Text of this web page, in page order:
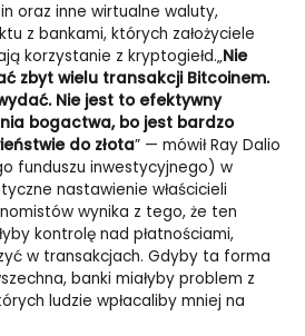
oraz inne wirtualne waluty,
z bankami, których założyciele
korzystanie z kryptogiełd.„Nie
zbyt wielu transakcji Bitcoinem.
Nie jest to efektywny
bogactwa, bo jest bardzo
do złota” — mówił Ray Dalio
funduszu inwestycyjnego) w
nastawienie właścicieli
wynika z tego, że ten
kontrolę nad płatnościami,
w transakcjach. Gdyby ta forma
banki miałyby problem z
ludzie wpłacaliby mniej na